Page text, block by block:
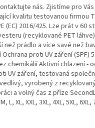
nás. Zjistíme pro
kvalitu testovanou firmou
(EC) 2016/425. Lze prát v 60
(recyklované PET
prádlo a více savé než
proti UV záření (SPF)
chemikálií Aktivní chlazení -
UV záření, testovaná
vyrobený z
a volný čas z příze
XL, XXL, 3XL, 4XL, 5XL, 6XL,